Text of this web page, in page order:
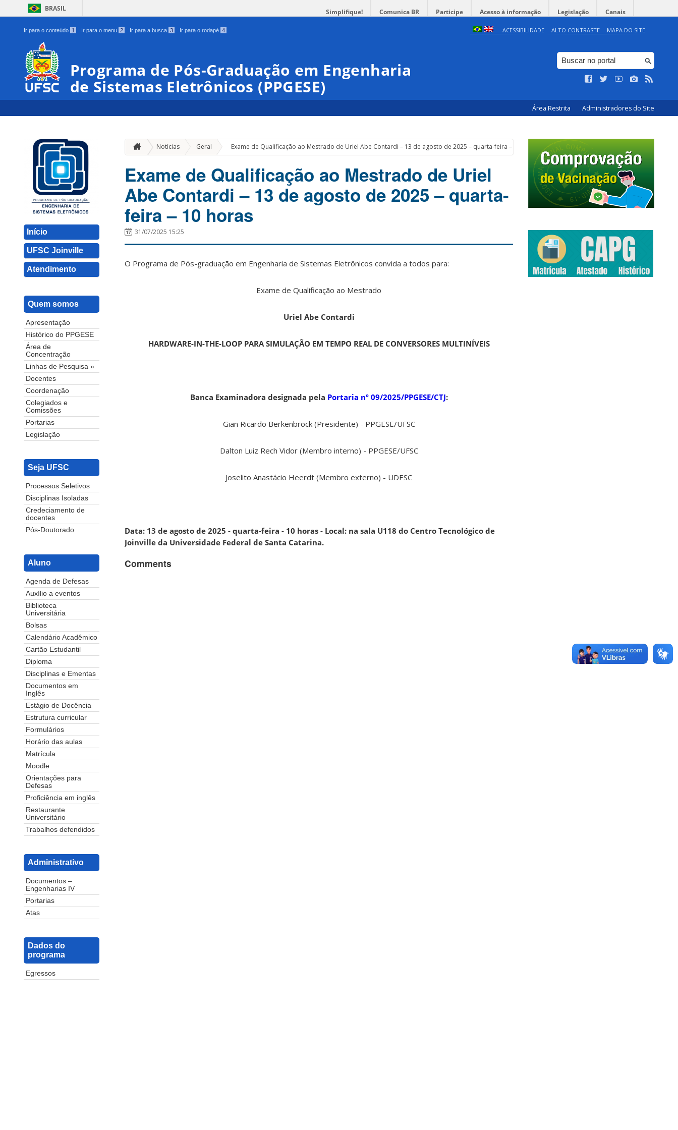
BRASIL Simplifique! Comunica BR Participe Acesso à informação Legislação Canais
Ir para o conteúdo 1 Ir para o menu 2 Ir para a busca 3 Ir para o rodapé 4 ACESSIBILIDADE ALTO CONTRASTE MAPA DO SITE
Programa de Pós-Graduação em Engenharia
de Sistemas Eletrônicos (PPGESE)
Área Restrita Administradores do Site
Início
UFSC Joinville
Atendimento
Quem somos
Apresentação
Histórico do PPGESE
Área de
Concentração
Linhas de Pesquisa »
Docentes
Coordenação
Colegiados e
Comissões
Portarias
Legislação
Seja UFSC
Processos Seletivos
Disciplinas Isoladas
Credeciamento de
docentes
Pós-Doutorado
Aluno
Agenda de Defesas
Auxílio a eventos
Biblioteca
Universitária
Bolsas
Calendário Acadêmico
Cartão Estudantil
Diploma
Disciplinas e Ementas
Documentos em
Inglês
Estágio de Docência
Estrutura curricular
Formulários
Horário das aulas
Matrícula
Moodle
Orientações para
Defesas
Proficiência em inglês
Restaurante
Universitário
Trabalhos defendidos
Administrativo
Documentos –
Engenharias IV
Portarias
Atas
Dados do
programa
Egressos
Notícias Geral » Exame de Qualificação ao Mestrado de Uriel Abe Contardi – 13 de agosto de 2025 – quarta-feira – 10 horas
Exame de Qualificação ao Mestrado de Uriel
Abe Contardi – 13 de agosto de 2025 – quarta-
feira – 10 horas
31/07/2025 15:25
O Programa de Pós-graduação em Engenharia de Sistemas Eletrônicos convida a todos para:
Exame de Qualificação ao Mestrado
Uriel Abe Contardi
HARDWARE-IN-THE-LOOP PARA SIMULAÇÃO EM TEMPO REAL DE CONVERSORES MULTINÍVEIS
Banca Examinadora designada pela Portaria nº 09/2025/PPGESE/CTJ:
Gian Ricardo Berkenbrock (Presidente) - PPGESE/UFSC
Dalton Luiz Rech Vidor (Membro interno) - PPGESE/UFSC
Joselito Anastácio Heerdt (Membro externo) - UDESC
Data: 13 de agosto de 2025 - quarta-feira - 10 horas - Local: na sala U118 do Centro Tecnológico de
Joinville da Universidade Federal de Santa Catarina.
Comments